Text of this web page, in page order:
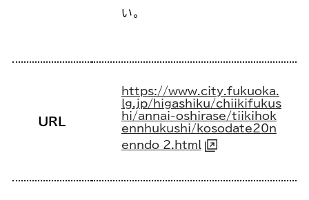
い。
URL
https://www.city.fukuoka.
lg.jp/higashiku/chiikifukus
hi/annai-oshirase/tiikihok
ennhukushi/kosodate20n
enndo_2.html